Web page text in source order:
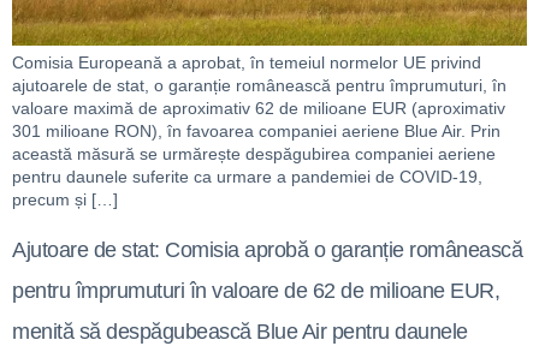
Comisia Europeană a aprobat, în temeiul normelor UE privind
ajutoarele de stat, o garanție românească pentru împrumuturi, în
valoare maximă de aproximativ 62 de milioane EUR (aproximativ
301 milioane RON), în favoarea companiei aeriene Blue Air. Prin
această măsură se urmărește despăgubirea companiei aeriene
pentru daunele suferite ca urmare a pandemiei de COVID-19,
precum și […]
Ajutoare de stat: Comisia aprobă o garanție românească
pentru împrumuturi în valoare de 62 de milioane EUR,
menită să despăgubească Blue Air pentru daunele